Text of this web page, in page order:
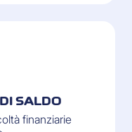
SALDO
finanziarie